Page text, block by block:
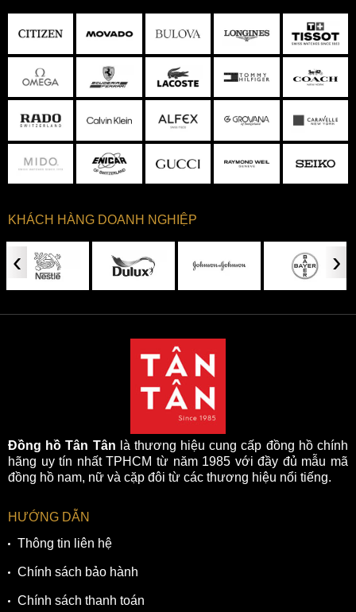
KHÁCH HÀNG DOANH NGHIỆP
‹ ›
Đồng hồ Tân Tân là thương hiệu cung cấp đồng hồ chính
hãng uy tín nhất TPHCM từ năm 1985 với đầy đủ mẫu mã
đồng hồ nam, nữ và cặp đôi từ các thương hiệu nổi tiếng.
HƯỚNG DẪN
Thông tin liên hệ
Chính sách bảo hành
Chính sách thanh toán